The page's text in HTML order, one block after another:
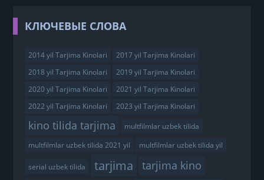
КЛЮЧЕВЫЕ СЛОВА
2014 yil Tarjima Kinolari
2017 yil Tarjima Kinolari
2018 yil Tarjima Kinolari
2019 yil Tarjima Kinolari
2020 yil Tarjima Kinolari
2021 yil Tarjima Kinolari
2022 yil Tarjima Kinolari
2023 yil Tarjima Kinolari
kino tilida tarjima
multfilmlar uzbek tilida
multfilmlar uzbek tilida 2021 yil
multfilmlar uzbek tilida yil
serial uzbek tilida tarjima
tarjima kino